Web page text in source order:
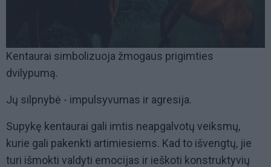
Kentaurai simbolizuoja žmogaus prigimties
dvilypumą.
Jų silpnybė - impulsyvumas ir agresija.
Supykę kentaurai gali imtis neapgalvotų veiksmų,
kurie gali pakenkti artimiesiems. Kad to išvengtų, jie
turi išmokti valdyti emocijas ir ieškoti konstruktyvių